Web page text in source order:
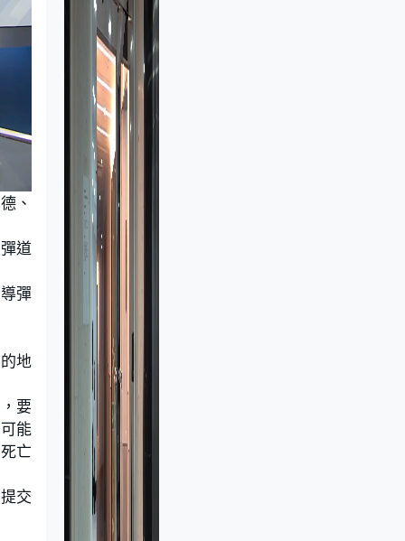
、
道
彈
地
要
能
亡
交